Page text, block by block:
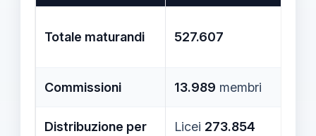
Totale maturandi 527.607
Commissioni 13.989 membri
Distribuzione per
Licei 273.854